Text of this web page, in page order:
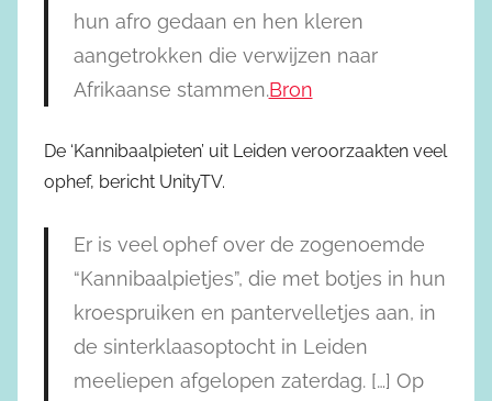
hun afro gedaan en hen kleren
aangetrokken die verwijzen naar
Afrikaanse stammen.Bron
De ‘Kannibaalpieten’ uit Leiden veroorzaakten veel
ophef, bericht UnityTV.
Er is veel ophef over de zogenoemde
“Kannibaalpietjes”, die met botjes in hun
kroespruiken en pantervelletjes aan, in
de sinterklaasoptocht in Leiden
meeliepen afgelopen zaterdag. […] Op